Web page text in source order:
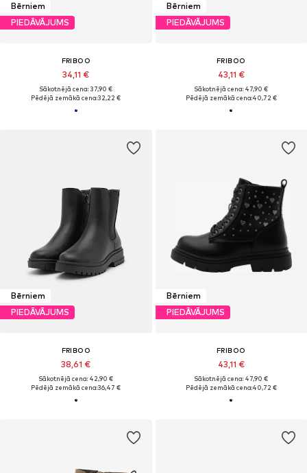
Bērniem
PIEDĀVĀJUMS
FRIBOO
34,11 €
Sākotnējā cena: 37,90 €
Pēdējā zemākā cena:32,22 €
Bērniem
PIEDĀVĀJUMS
FRIBOO
43,11 €
Sākotnējā cena: 47,90 €
Pēdējā zemākā cena:40,72 €
Bērniem
PIEDĀVĀJUMS
FRIBOO
38,61 €
Sākotnējā cena: 42,90 €
Pēdējā zemākā cena:36,47 €
Bērniem
PIEDĀVĀJUMS
FRIBOO
43,11 €
Sākotnējā cena: 47,90 €
Pēdējā zemākā cena:40,72 €